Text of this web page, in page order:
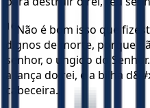
16 Não é bom isso que
dignos de morte, porque
senhor, o ungido do
a lança do rei, e a bilha
cabeceira.